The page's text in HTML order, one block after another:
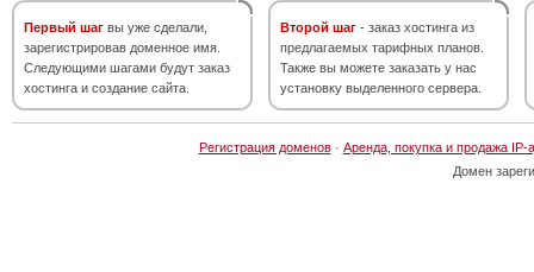
Первый шаг вы уже сделали,
зарегистрировав доменное имя.
Следующими шагами будут заказ
хостинга и создание сайта.
Второй шаг - заказ хостинга из
предлагаемых тарифных планов.
Также вы можете заказать у нас
установку выделенного сервера.
Регистрация доменов· Аренда, покупка и продажа IP-
Домен